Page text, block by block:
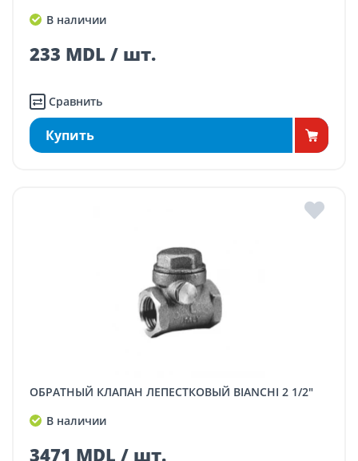
В наличии
233 MDL / шт.
Сравнить
Купить
ОБРАТНЫЙ КЛАПАН ЛЕПЕСТКОВЫЙ BIANCHI 2 1/2"
В наличии
3471 MDL / шт.